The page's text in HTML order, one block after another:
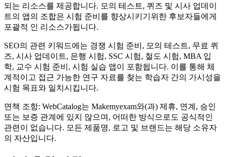
되는 리소스를 제공합니다. 모의 테스트, 퀴즈 및 시사 업데이
트의 앱의 조합은 시험 준비를 향상시키기위한 후보자들에게
포괄적 인 리소스가됩니다.
SEO의 관련 키워드에는 경쟁 시험 준비, 모의 테스트, 무료 퀴
즈, 시사 업데이트, 은행 시험, SSC 시험, 철도 시험, MBA 입
학, 교수 시험 준비, 시험 실습 앱이 포함됩니다. 이를 통해 체
계적이고 접근 가능한 연구 자료를 찾는 학습자 간의 가시성을
시험 목표와 일치시킵니다.
면책 조항: WebCatalog는 Makemyexam와(과) 제휴, 연계, 승인
또는 보증 관계에 있지 않으며, 어떠한 방식으로도 공식적인
관련이 없습니다. 모든 제품명, 로고 및 브랜드는 해당 소유자
의 자산입니다.